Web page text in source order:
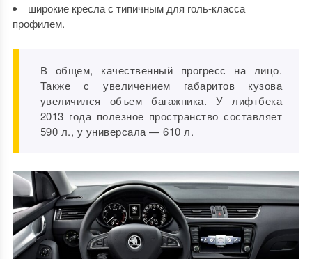
широкие кресла с типичным для голь-класса
профилем.
В общем, качественный прогресс на лицо.
Также с увеличением габаритов кузова
увеличился объем багажника. У лифтбека
2013 года полезное пространство составляет
590 л., у универсала — 610 л.